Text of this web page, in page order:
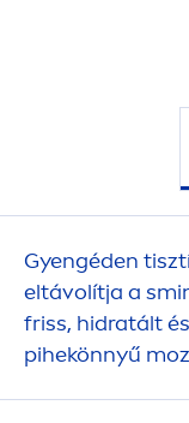
Gyengéden
eltávolítja a
friss, hidratált
pihekönnyű